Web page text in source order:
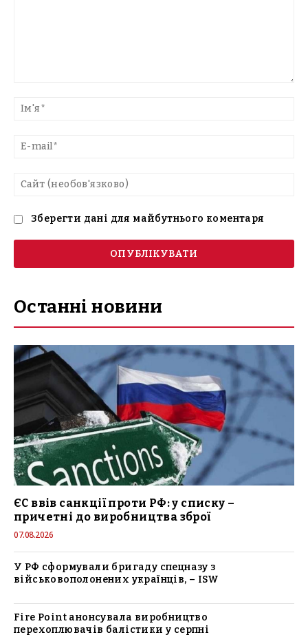
текст
Зберегти дані для майбутнього коментаря
Останні новини
ЄС ввів санкції проти РФ: у списку –
причетні до виробництва зброї
07.08.2026
У РФ сформували бригаду спецназу з
військовополонених українців, – ISW
Fire Point анонсувала виробництво
перехоплювачів балістики у серпні